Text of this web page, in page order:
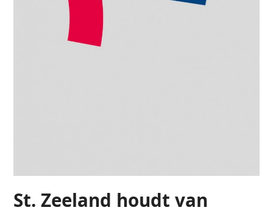
St. Zeeland houdt van